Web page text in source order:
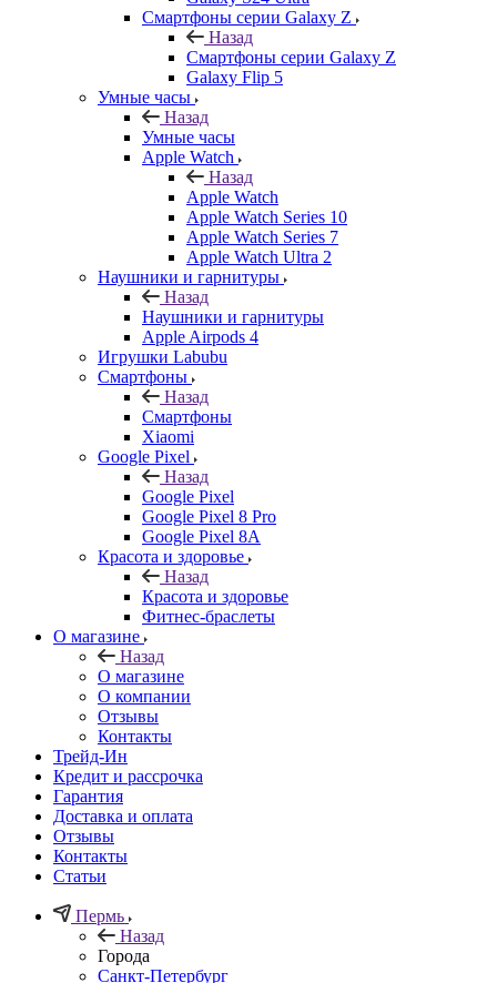
Смартфоны серии Galaxy Z
Назад
Смартфоны серии Galaxy Z
Galaxy Flip 5
Умные часы
Назад
Умные часы
Apple Watch
Назад
Apple Watch
Apple Watch Series 10
Apple Watch Series 7
Apple Watch Ultra 2
Наушники и гарнитуры
Назад
Наушники и гарнитуры
Apple Airpods 4
Игрушки Labubu
Смартфоны
Назад
Смартфоны
Xiaomi
Google Pixel
Назад
Google Pixel
Google Pixel 8 Pro
Google Pixel 8A
Красота и здоровье
Назад
Красота и здоровье
Фитнес-браслеты
О магазине
Назад
О магазине
О компании
Отзывы
Контакты
Трейд-Ин
Кредит и рассрочка
Гарантия
Доставка и оплата
Отзывы
Контакты
Статьи
Пермь
Назад
Города
Санкт-Петербург